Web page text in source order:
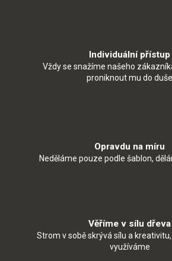
Individuální přístup
Vždy se snažíme našeho
proniknout mu do duše
Opravdu na míru
Neděláme pouze podle šablon,
Věříme v sílu dřeva
Strom v sobě skrývá sílu a
využíváme